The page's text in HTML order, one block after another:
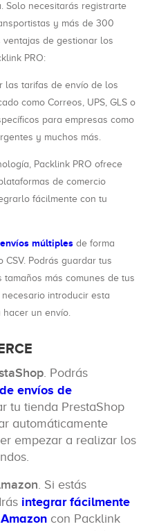
Solo necesitarás registrarte
y más de 300
de gestionar los
PRO:
las tarifas de envío de los
como Correos, UPS, GLS o
para empresas como
y muchos más.
Packlink PRO ofrece
de comercio
fácilmente con tu
múltiples de forma
Podrás guardar tus
más comunes de tus
introducir esta
hacer un envío.
. Podrás
envíos de
tu tienda PrestaShop
automáticamente
empezar a realizar los
. Si estás
integrar fácilmente
con Packlink